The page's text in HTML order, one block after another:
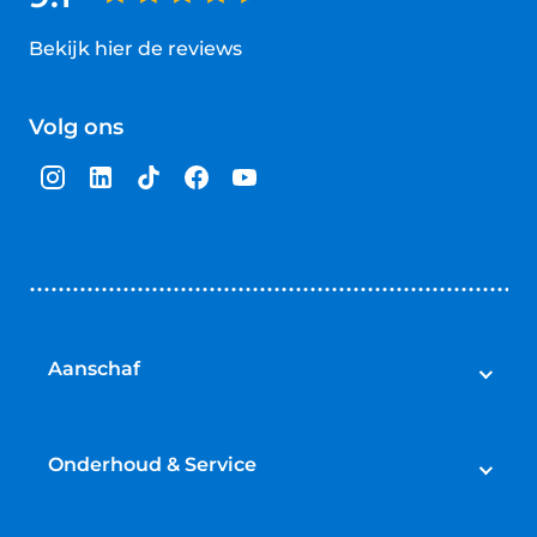
Bekijk hier de reviews
van
sterren
Volg ons
Aanschaf
Bedrijfswagens
Onderhoud & Service